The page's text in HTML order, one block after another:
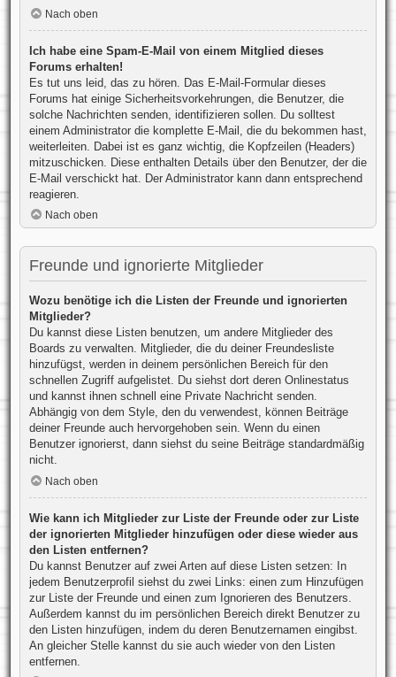
Nach oben
Ich habe eine Spam-E-Mail von einem Mitglied dieses
Forums erhalten!
Es tut uns leid, das zu hören. Das E-Mail-Formular dieses
Forums hat einige Sicherheitsvorkehrungen, die Benutzer, die
solche Nachrichten senden, identifizieren sollen. Du solltest
einem Administrator die komplette E-Mail, die du bekommen hast,
weiterleiten. Dabei ist es ganz wichtig, die Kopfzeilen (Headers)
mitzuschicken. Diese enthalten Details über den Benutzer, der die
E-Mail verschickt hat. Der Administrator kann dann entsprechend
reagieren.
Nach oben
Freunde und ignorierte Mitglieder
Wozu benötige ich die Listen der Freunde und ignorierten
Mitglieder?
Du kannst diese Listen benutzen, um andere Mitglieder des
Boards zu verwalten. Mitglieder, die du deiner Freundesliste
hinzufügst, werden in deinem persönlichen Bereich für den
schnellen Zugriff aufgelistet. Du siehst dort deren Onlinestatus
und kannst ihnen schnell eine Private Nachricht senden.
Abhängig von dem Style, den du verwendest, können Beiträge
deiner Freunde auch hervorgehoben sein. Wenn du einen
Benutzer ignorierst, dann siehst du seine Beiträge standardmäßig
nicht.
Nach oben
Wie kann ich Mitglieder zur Liste der Freunde oder zur Liste
der ignorierten Mitglieder hinzufügen oder diese wieder aus
den Listen entfernen?
Du kannst Benutzer auf zwei Arten auf diese Listen setzen: In
jedem Benutzerprofil siehst du zwei Links: einen zum Hinzufügen
zur Liste der Freunde und einen zum Ignorieren des Benutzers.
Außerdem kannst du im persönlichen Bereich direkt Benutzer zu
den Listen hinzufügen, indem du deren Benutzernamen eingibst.
An gleicher Stelle kannst du sie auch wieder von den Listen
entfernen.